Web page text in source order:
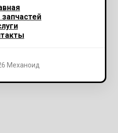
Механоид